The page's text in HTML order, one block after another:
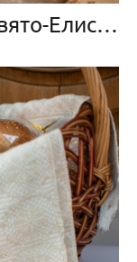
Крещение Василисы в Свято-Елисаветинском монастыре